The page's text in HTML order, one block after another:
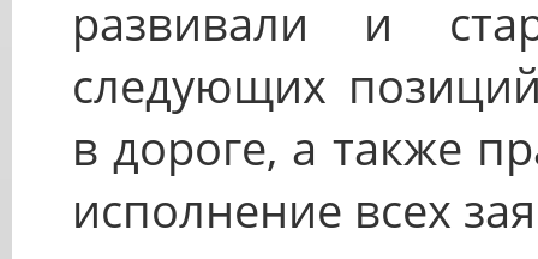
развивали и
следующих
в дороге, а также
исполнение всех